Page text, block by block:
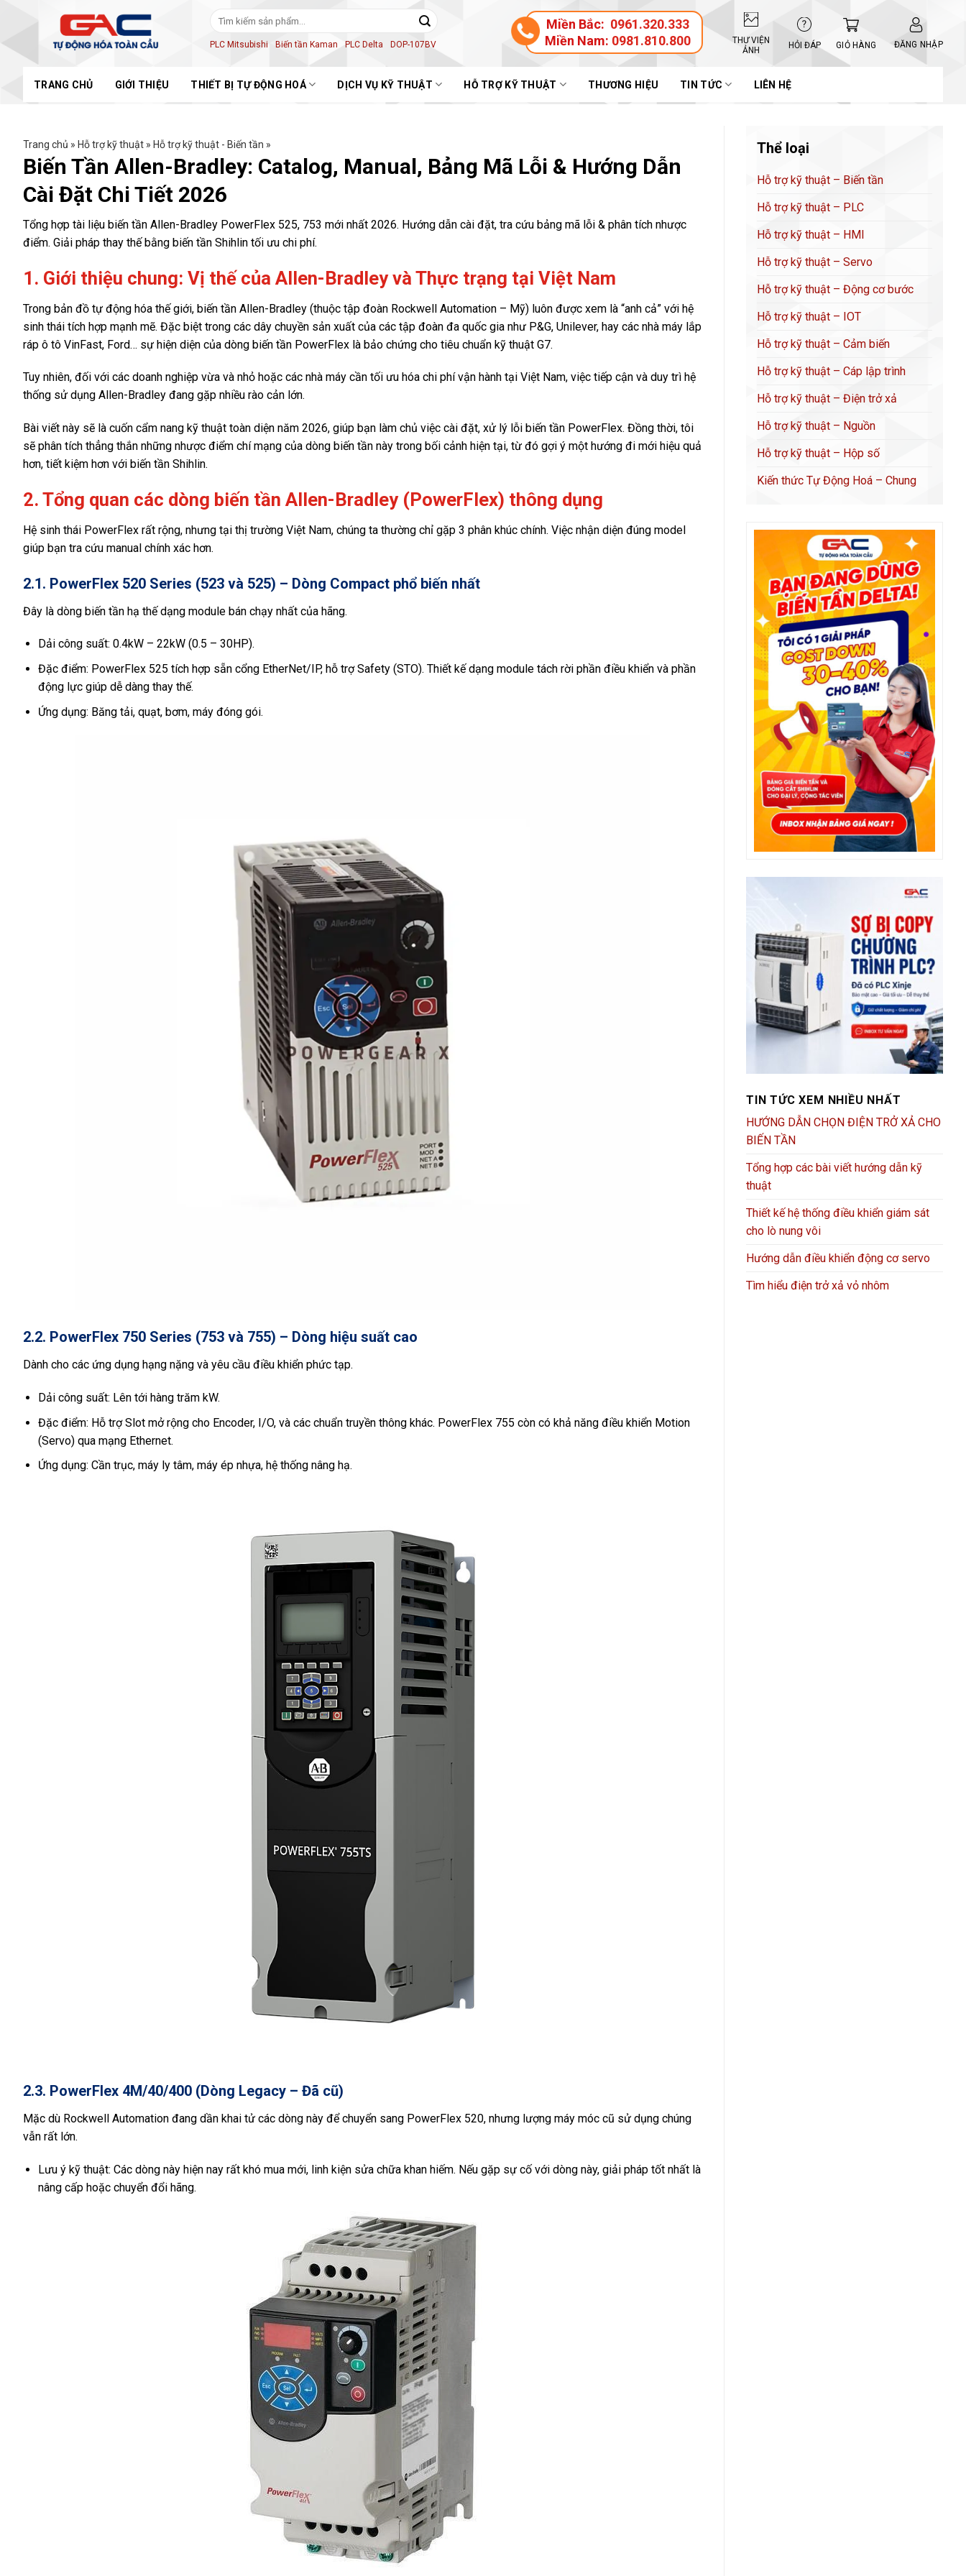
content
PLC Mitsubishi
Biến tần Kaman PLC Delta DOP-107BV
Miền Bắc: 0961.320.333
Miền Nam: 0981.810.800
THƯ VIỆN
ẢNH
HỎI ĐÁP GIỎ HÀNG ĐĂNG NHẬP
TRANG CHỦ GIỚI THIỆU THIẾT BỊ TỰ ĐỘNG HOÁ DỊCH VỤ KỸ THUẬT HỖ TRỢ KỸ THUẬT THƯƠNG HIỆU TIN TỨC LIÊN HỆ
Trang chủ » Hỗ trợ kỹ thuật » Hỗ trợ kỹ thuật - Biến tần »
Biến Tần Allen-Bradley: Catalog, Manual, Bảng Mã Lỗi & Hướng Dẫn
Cài Đặt Chi Tiết 2026
Tổng hợp tài liệu biến tần Allen-Bradley PowerFlex 525, 753 mới nhất 2026. Hướng dẫn cài đặt, tra cứu bảng mã lỗi & phân tích nhược
điểm. Giải pháp thay thế bằng biến tần Shihlin tối ưu chi phí.
1. Giới thiệu chung: Vị thế của Allen-Bradley và Thực trạng tại Việt Nam
Trong bản đồ tự động hóa thế giới, biến tần Allen-Bradley (thuộc tập đoàn Rockwell Automation – Mỹ) luôn được xem là “anh cả” với hệ
sinh thái tích hợp mạnh mẽ. Đặc biệt trong các dây chuyền sản xuất của các tập đoàn đa quốc gia như P&G, Unilever, hay các nhà máy lắp
ráp ô tô VinFast, Ford… sự hiện diện của dòng biến tần PowerFlex là bảo chứng cho tiêu chuẩn kỹ thuật G7.
Tuy nhiên, đối với các doanh nghiệp vừa và nhỏ hoặc các nhà máy cần tối ưu hóa chi phí vận hành tại Việt Nam, việc tiếp cận và duy trì hệ
thống sử dụng Allen-Bradley đang gặp nhiều rào cản lớn.
Bài viết này sẽ là cuốn cẩm nang kỹ thuật toàn diện năm 2026, giúp bạn làm chủ việc cài đặt, xử lý lỗi biến tần PowerFlex. Đồng thời, tôi
sẽ phân tích thẳng thắn những nhược điểm chí mạng của dòng biến tần này trong bối cảnh hiện tại, từ đó gợi ý một hướng đi mới hiệu quả
hơn, tiết kiệm hơn với biến tần Shihlin.
2. Tổng quan các dòng biến tần Allen-Bradley (PowerFlex) thông dụng
Hệ sinh thái PowerFlex rất rộng, nhưng tại thị trường Việt Nam, chúng ta thường chỉ gặp 3 phân khúc chính. Việc nhận diện đúng model
giúp bạn tra cứu manual chính xác hơn.
2.1. PowerFlex 520 Series (523 và 525) – Dòng Compact phổ biến nhất
Đây là dòng biến tần hạ thế dạng module bán chạy nhất của hãng.
Dải công suất: 0.4kW – 22kW (0.5 – 30HP).
Đặc điểm: PowerFlex 525 tích hợp sẵn cổng EtherNet/IP, hỗ trợ Safety (STO). Thiết kế dạng module tách rời phần điều khiển và phần
động lực giúp dễ dàng thay thế.
Ứng dụng: Băng tải, quạt, bơm, máy đóng gói.
2.2. PowerFlex 750 Series (753 và 755) – Dòng hiệu suất cao
Dành cho các ứng dụng hạng nặng và yêu cầu điều khiển phức tạp.
Dải công suất: Lên tới hàng trăm kW.
Đặc điểm: Hỗ trợ Slot mở rộng cho Encoder, I/O, và các chuẩn truyền thông khác. PowerFlex 755 còn có khả năng điều khiển Motion
(Servo) qua mạng Ethernet.
Ứng dụng: Cần trục, máy ly tâm, máy ép nhựa, hệ thống nâng hạ.
2.3. PowerFlex 4M/40/400 (Dòng Legacy – Đã cũ)
Mặc dù Rockwell Automation đang dần khai tử các dòng này để chuyển sang PowerFlex 520, nhưng lượng máy móc cũ sử dụng chúng
vẫn rất lớn.
Lưu ý kỹ thuật: Các dòng này hiện nay rất khó mua mới, linh kiện sửa chữa khan hiếm. Nếu gặp sự cố với dòng này, giải pháp tốt nhất là
nâng cấp hoặc chuyển đổi hãng.
Thể loại
Hỗ trợ kỹ thuật – Biến tần
Hỗ trợ kỹ thuật – PLC
Hỗ trợ kỹ thuật – HMI
Hỗ trợ kỹ thuật – Servo
Hỗ trợ kỹ thuật – Động cơ bước
Hỗ trợ kỹ thuật – IOT
Hỗ trợ kỹ thuật – Cảm biến
Hỗ trợ kỹ thuật – Cáp lập trình
Hỗ trợ kỹ thuật – Điện trở xả
Hỗ trợ kỹ thuật – Nguồn
Hỗ trợ kỹ thuật – Hộp số
Kiến thức Tự Động Hoá – Chung
TIN TỨC XEM NHIỀU NHẤT
HƯỚNG DẪN CHỌN ĐIỆN TRỞ XẢ CHO
BIẾN TẦN
Tổng hợp các bài viết hướng dẫn kỹ
thuật
Thiết kế hệ thống điều khiển giám sát
cho lò nung vôi
Hướng dẫn điều khiển động cơ servo
Tìm hiểu điện trở xả vỏ nhôm